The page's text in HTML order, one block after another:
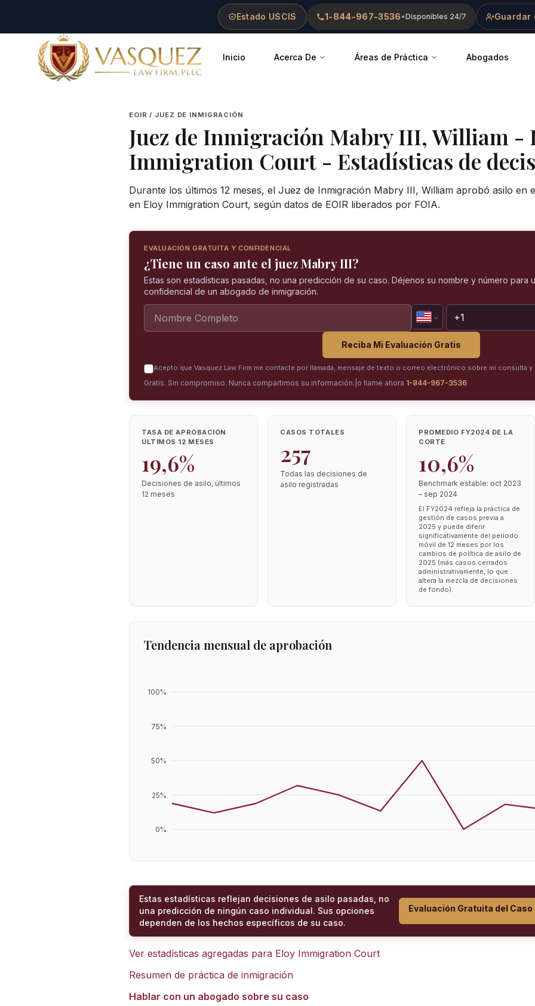
Estado USCIS 1-844-967-3536 •Disponibles 24/7 Guardar
Vasquez Law Firm - Home
Inicio Acerca De Áreas de Práctica Abogados
EOIR / JUEZ DE INMIGRACIÓN
Juez de Inmigración Mabry III, William -
Immigration Court - Estadísticas de
Durante los últimos 12 meses, el Juez de Inmigración Mabry III, William aprobó asilo en
en Eloy Immigration Court, según datos de EOIR liberados por FOIA.
EVALUACIÓN GRATUITA Y CONFIDENCIAL
¿Tiene un caso ante el juez Mabry III?
Estas son estadísticas pasadas, no una predicción de su caso. Déjenos su nombre y número para
confidencial de un abogado de inmigración.
Reciba Mi Evaluación Gratis
Acepto que Vasquez Law Firm me contacte por llamada, mensaje de texto o correo electrónico sobre mi consulta
Gratis. Sin compromiso. Nunca compartimos su información. o llame ahora 1-844-967-3536
TASA DE APROBACIÓN
ÚLTIMOS 12 MESES
19,6%
Decisiones de asilo, últimos
12 meses
CASOS TOTALES
257
Todas las decisiones de
asilo registradas
PROMEDIO FY2024 DE LA
CORTE
10,6%
Benchmark estable: oct 2023
– sep 2024
El FY2024 refleja la práctica de
gestión de casos previa a
2025 y puede diferir
significativamente del periodo
móvil de 12 meses por los
cambios de política de asilo de
2025 (más casos cerrados
administrativamente, lo que
altera la mezcla de decisiones
de fondo).
Tendencia mensual de aprobación
0%
25%
50%
75%
100%
Estas estadísticas reflejan decisiones de asilo pasadas, no
una predicción de ningún caso individual. Sus opciones
dependen de los hechos específicos de su caso.
Evaluación Gratuita del Caso
Ver estadísticas agregadas para Eloy Immigration Court
Resumen de práctica de inmigración
Hablar con un abogado sobre su caso